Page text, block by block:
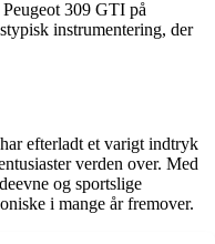
309 GTI på
instrumentering, der
efterladt et varigt indtryk
verden over. Med
og sportslige
i mange år fremover.